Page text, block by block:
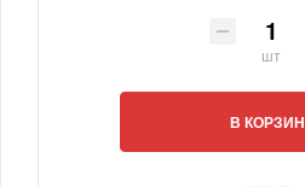
шт
В